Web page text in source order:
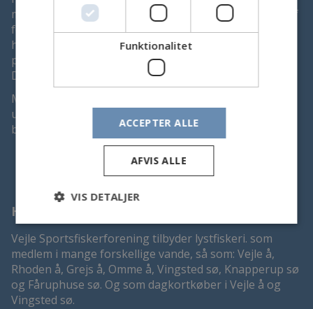
medlemmer. Det er yderst attraktivt at være medlem af
foreningen. Vi har noget af Danmarks bedste
havørredfiskeri i Vejle Å, og vi er ovenikøbet så
priviligerede at kunne udøve vor hobby i noget af
Danmarks smukkeste natur.
Mange års utrætteligt vandpleje- og
udsætningsarbejde har båret frugt. Vejle Å er i 2009
blevet selvreproducerende, og det er vi rigtig stolte af.
Hvad kan vi tilbyde
Vejle Sportsfiskerforening tilbyder lystfiskeri. som
medlem i mange forskellige vande, så som: Vejle å,
Rhoden å, Grejs å, Omme å, Vingsted sø, Knapperup sø
og Fåruphuse sø. Og som dagkortkøber i Vejle å og
Vingsted sø.
Funktionalitet
ACCEPTER ALLE
AFVIS ALLE
VIS DETALJER